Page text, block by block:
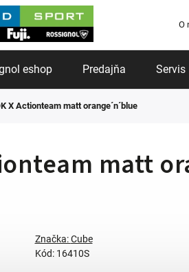
O
eshop Predajňa Servis
X Actionteam matt orange´n´blue
matt
Kód: 16410S
Značka:Cube